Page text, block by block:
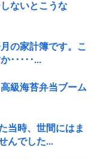
ないとこうな
の家計簿です。こ
･････...
級海苔弁当ブーム
当時、世間にはま
んでした...